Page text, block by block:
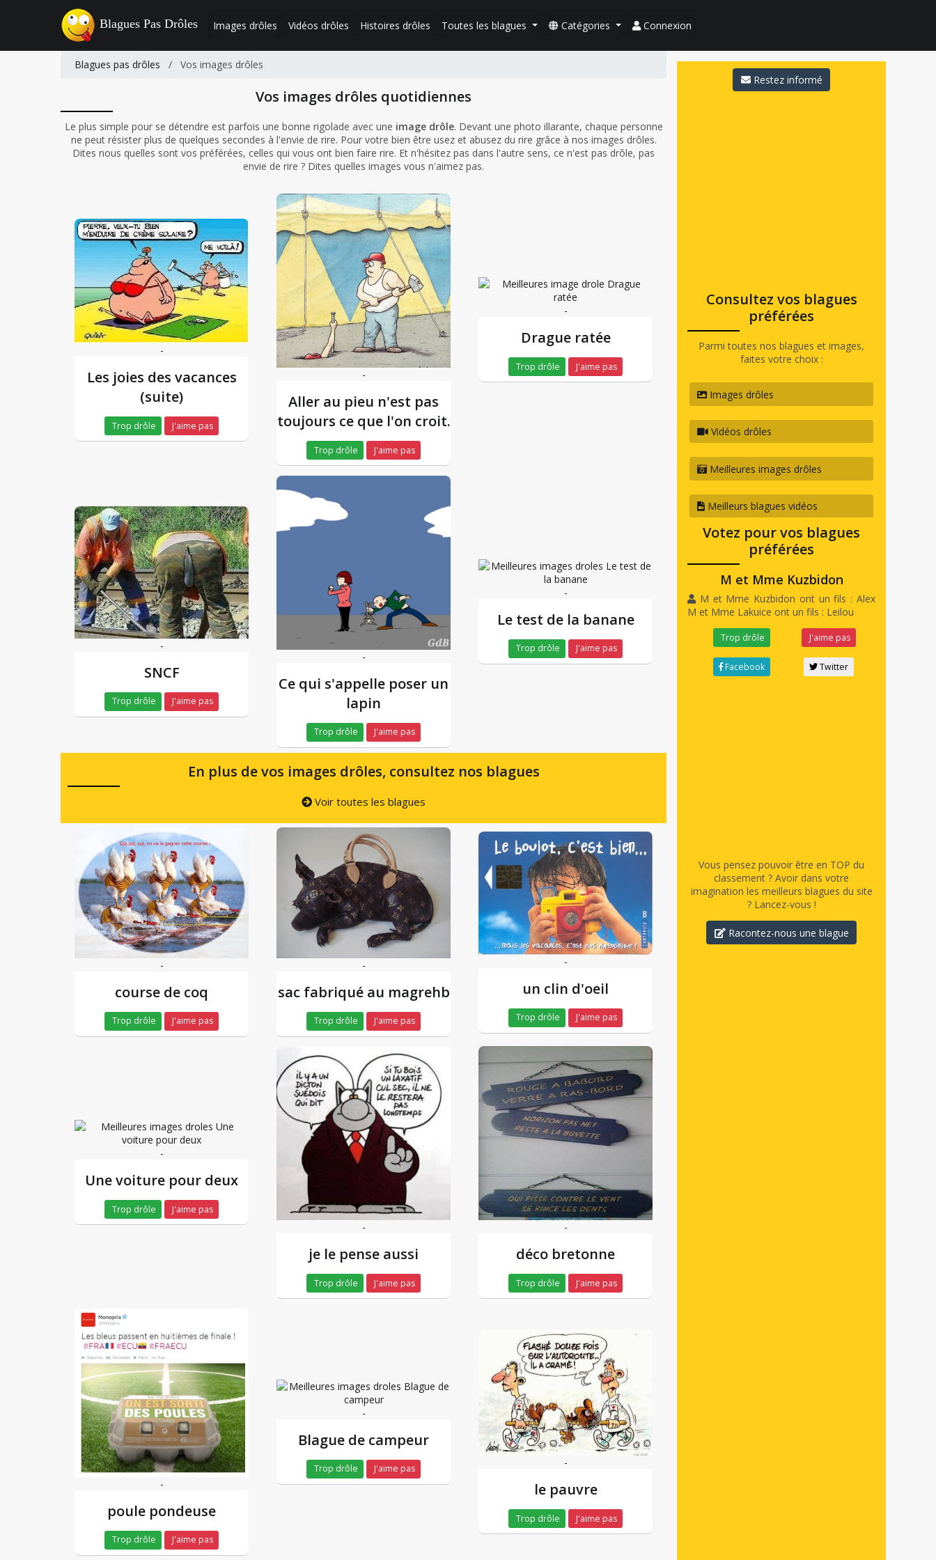
Blagues Pas Drôles Images drôles Vidéos drôles Histoires drôles Toutes les blagues Catégories Connexion
Blagues pas drôles / Vos images drôles
Vos images drôles quotidiennes
Le plus simple pour se détendre est parfois une bonne rigolade avec une image drôle. Devant une photo illarante, chaque personne
ne peut résister plus de quelques secondes à l'envie de rire. Pour votre bien être usez et abusez du rire grâce à nos images drôles.
Dites nous quelles sont vos préférées, celles qui vous ont bien faire rire. Et n'hésitez pas dans l'autre sens, ce n'est pas drôle, pas
envie de rire ? Dites quelles images vous n'aimez pas.
-
Les joies des vacances
(suite)
Trop drôle J'aime pas
-
Aller au pieu n'est pas
toujours ce que l'on croit.
Trop drôle J'aime pas
-
Drague ratée
Trop drôle J'aime pas
-
SNCF
Trop drôle J'aime pas
-
Ce qui s'appelle poser un
lapin
Trop drôle J'aime pas
-
Le test de la banane
Trop drôle J'aime pas
En plus de vos images drôles, consultez nos blagues
Voir toutes les blagues
-
course de coq
Trop drôle J'aime pas
-
sac fabriqué au magrehb
Trop drôle J'aime pas
-
un clin d'oeil
Trop drôle J'aime pas
-
Une voiture pour deux
Trop drôle J'aime pas
-
je le pense aussi
Trop drôle J'aime pas
-
déco bretonne
Trop drôle J'aime pas
-
poule pondeuse
Trop drôle J'aime pas
-
Blague de campeur
Trop drôle J'aime pas -
le pauvre
Trop drôle J'aime pas
Restez informé
Consultez vos blagues
préférées
Parmi toutes nos blagues et images,
faites votre choix :
Images drôles
Vidéos drôles
Meilleures images drôles
Meilleurs blagues vidéos
Votez pour vos blagues
préférées
M et Mme Kuzbidon
M et Mme Kuzbidon ont un fils : Alex
M et Mme Lakuice ont un fils : Leilou
Trop drôle
Facebook
J'aime pas
Twitter
Vous pensez pouvoir être en TOP du
classement ? Avoir dans votre
imagination les meilleurs blagues du site
? Lancez-vous !
Racontez-nous une blague